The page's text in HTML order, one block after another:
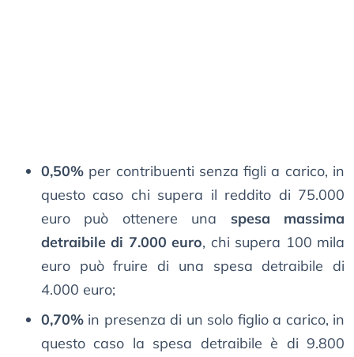
0,50% per contribuenti senza figli a carico, in
questo caso chi supera il reddito di 75.000
euro può ottenere una spesa massima
detraibile di 7.000 euro, chi supera 100 mila
euro può fruire di una spesa detraibile di
4.000 euro;
0,70% in presenza di un solo figlio a carico, in
questo caso la spesa detraibile è di 9.800